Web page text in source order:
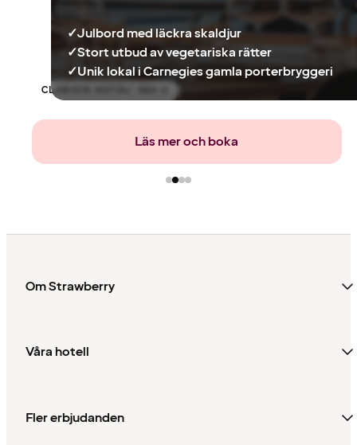
✓Julbord med läckra skaldjur
✓Stort utbud av vegetariska rätter
✓Unik lokal i Carnegies gamla porterbryggeri
CLARION HOTEL® SEA U
Läs mer och boka
Om Strawberry
Våra hotell
Fler erbjudanden